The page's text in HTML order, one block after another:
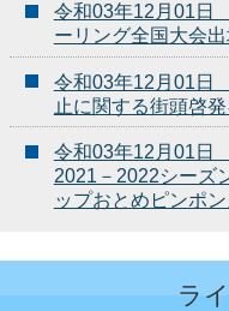
令和03年12月01
ーリング全国大会
令和03年12月01
止に関する街頭啓
令和03年12月01日
2021－2022シーズ
ップおとめピンポ
ラ